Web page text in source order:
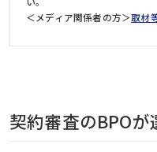
＜メディア関係者の方＞取材
契約審査のBPOが